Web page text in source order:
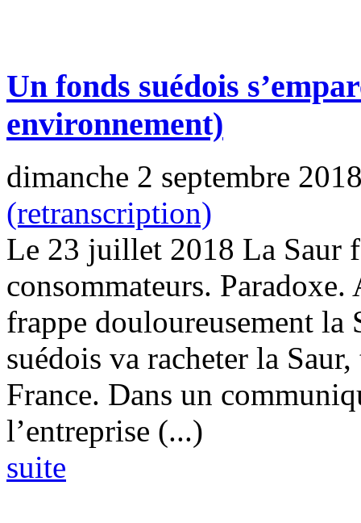
Un fonds suédois
environnement)
dimanche 2 septembre
(retranscription)
Le 23 juillet 2018 La Saur
consommateurs. Paradoxe.
frappe douloureusement la
suédois va racheter la
France. Dans un
l’entreprise (...)
suite